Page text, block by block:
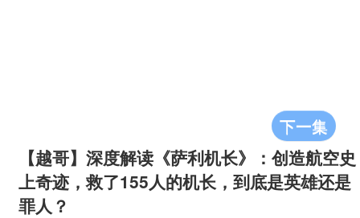
下一集
【越哥】深度解读《萨利机长》：创造航空史
上奇迹，救了155人的机长，到底是英雄还是
罪人？